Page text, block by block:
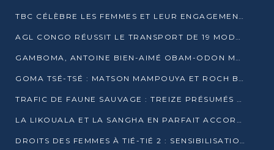
TBC CÉLÈBRE LES FEMMES ET LEUR ENGAGEMENT À L’OCCASION DU 8 MARS
AGL CONGO RÉUSSIT LE TRANSPORT DE 19 MODULES HORS GABARIT ENTRE POINTE-NOIRE ET BRAZZAVILLE
GAMBOMA, ANTOINE BIEN-AIMÉ OBAM-ODON MOBILISE LES 32 148 ÉLECTEURS EN FAVEUR DE DENIS SASSOU NGUESSO
GOMA TSÉ-TSÉ : MATSON MAMPOUYA ET ROCH BREDIN BISSALA NKOUNKOU EN CAMPAGNE DE PROXIMITÉ
TRAFIC DE FAUNE SAUVAGE : TREIZE PRÉSUMÉS TRAFIQUANTS INTERPELLÉS AU CONGO EN 2025
LA LIKOUALA ET LA SANGHA EN PARFAIT ACCORD AVEC LE PROJET DE SOCIÉTÉ DU CANDIDAT DENIS SASSOU-N’GUESSO
DROITS DES FEMMES À TIÉ-TIÉ 2 : SENSIBILISATION ET PÉDAGOGIE SUR LE DROIT DE VOTE